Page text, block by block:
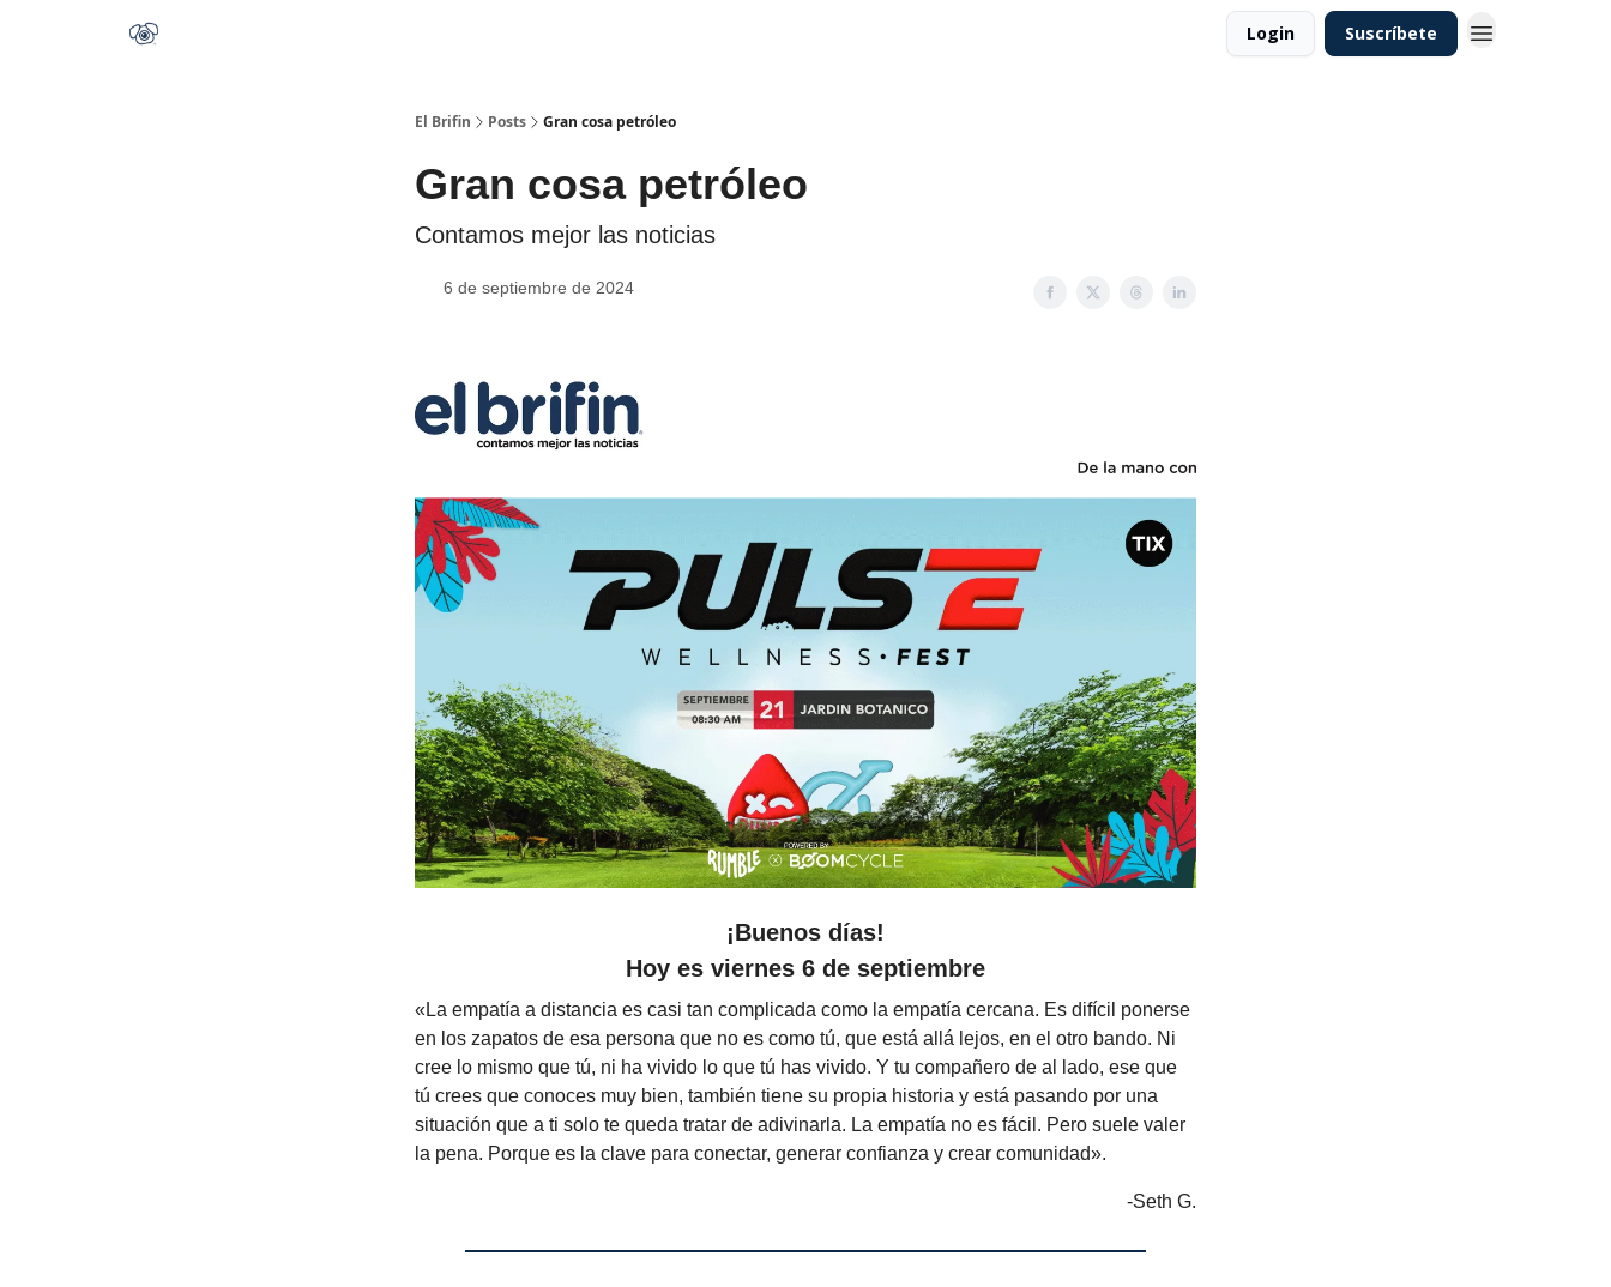
Login Suscríbete
El Brifin Posts Gran cosa petróleo
Gran cosa petróleo
​​Contamos mejor las noticias
6 de septiembre de 2024
¡Buenos días!
Hoy es viernes 6 de septiembre
«La empatía a distancia es casi tan complicada como la empatía cercana. Es difícil ponerse
en los zapatos de esa persona que no es como tú, que está allá lejos, en el otro bando. Ni
cree lo mismo que tú, ni ha vivido lo que tú has vivido. Y tu compañero de al lado, ese que
tú crees que conoces muy bien, también tiene su propia historia y está pasando por una
situación que a ti solo te queda tratar de adivinarla. La empatía no es fácil. Pero suele valer
la pena. Porque es la clave para conectar, generar confianza y crear comunidad».
-Seth G.